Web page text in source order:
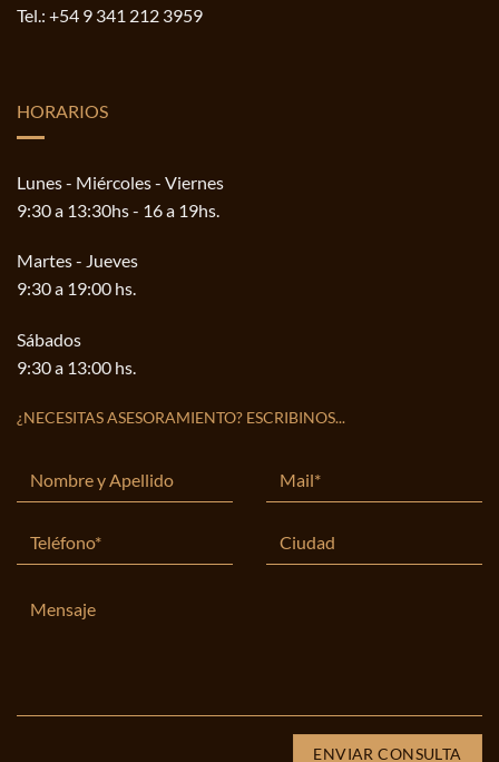
Tel.: +54 9 341 212 3959
HORARIOS
Lunes - Miércoles - Viernes
9:30 a 13:30hs - 16 a 19hs.
Martes - Jueves
9:30 a 19:00 hs.
Sábados
9:30 a 13:00 hs.
¿NECESITAS ASESORAMIENTO? ESCRIBINOS...